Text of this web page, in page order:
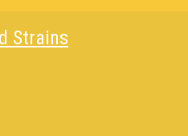
Strains